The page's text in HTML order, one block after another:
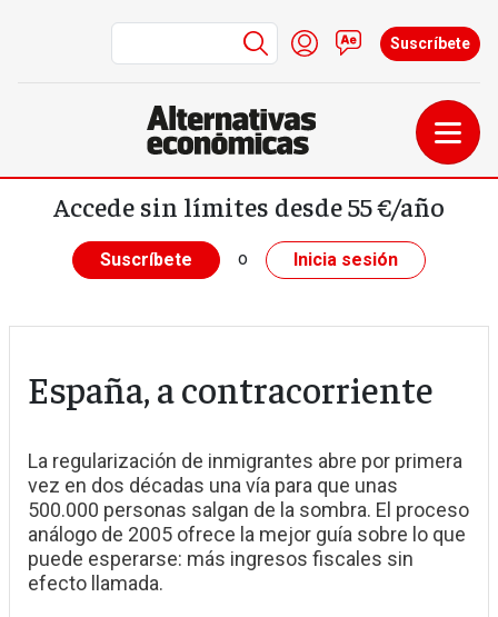
Pasar al contenido principal
Menú de cuenta de
Iniciar sesión
Contacto
Suscríbete
Accede sin límites desde 55 €/año
Suscríbete o Inicia sesión
España, a contracorriente
La regularización de inmigrantes abre por primera
vez en dos décadas una vía para que unas
500.000 personas salgan de la sombra. El proceso
análogo de 2005 ofrece la mejor guía sobre lo que
puede esperarse: más ingresos fiscales sin
efecto llamada.